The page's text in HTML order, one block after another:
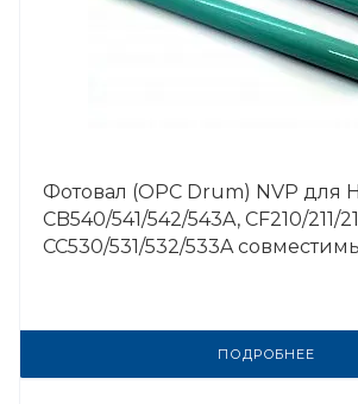
Фотовал (OPC Drum) NVP для
CB540/541/542/543A, CF210/211/
CC530/531/532/533A
ПОДРОБНЕЕ